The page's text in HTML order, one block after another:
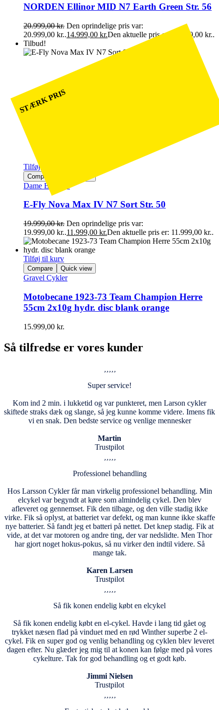
NORDEN Ellinor MID N7 Earth Green Str. 56
20.999,00kr. Den oprindelige pris var:
20.999,00 kr..14.999,00 kr.Den aktuelle pris er: 14.999,00 kr..
Tilbud!
STÆRK PRIS
Tilføj til kurv
Compare
Dame Elcykler
E-Fly Nova Max IV N7 Sort Str. 50
19.999,00kr. Den oprindelige pris var:
19.999,00 kr..11.999,00 kr.Den aktuelle pris er: 11.999,00 kr..
Tilføj til kurv
Compare Quick view
Gravel Cykler
Motobecane 1923-73 Team Champion Herre
55cm 2x10g hydr. disc blank orange
15.999,00 kr.
Så tilfredse er vores kunder
Super service!
Kom ind 2 min. i lukketid og var punkteret, men Larson cykler
skiftede straks dæk og slange, så jeg kunne komme videre. Imens fik
vi en snak. Den bedste service og venlige mennesker
Martin
Trustpilot
Professionel behandling
Hos Larsson Cykler får man virkelig professionel behandling. Min
elcykel var begyndt at køre som almindelig cykel. Den blev
afleveret og gennemset. Fik den tilbage, og den ville stadig ikke
virke. Fik så oplyst, at batteriet var defekt, og man kunne ikke skaffe
nye batterier. Så fandt jeg et batteri på nettet. Det knep stadig. Fik at
vide, at det var motoren og andre ting, der var nedslidte. Men Thor
har gjort noget hokus-pokus, så nu virker den indtil videre. Så
mange tak.
Karen Larsen
Trustpilot
Så fik konen endelig købt en elcykel
Så fik konen endelig købt en el-cykel. Havde i lang tid gået og
trykket næsen flad på vinduet med en rød Winther superbe 2 el-
cykel. Fik en super god og venlig behandling og cyklen blev leveret
dagen efter. Nu glæder jeg mig til at konen kan følge med på vores
cykelture. Tak for god behandling og et godt køb.
Jimmi Nielsen
Trustpilot